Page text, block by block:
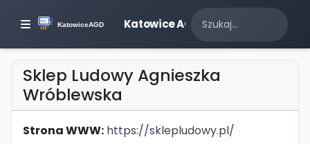
Katowice AGD
Sklep Ludowy Agnieszka
Wróblewska
Strona WWW: https://sklepludowy.pl/